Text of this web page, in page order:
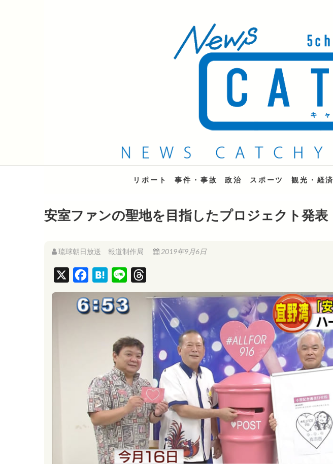
QAB NEWS Headline
キャッチー 月曜〜金曜 午後6時15分放送
リポート 事件・事故 政治 スポーツ 観光・経済
安室ファンの聖地を目指したプロジェクト発表
琉球朝日放送 報道制作局 2019年9月6日
a
c
k
H
a
t
i
n
h